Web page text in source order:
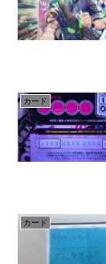
カード
カード